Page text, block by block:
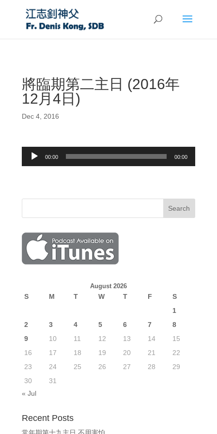
將臨期第二主日 (2016年
12月4日)
Dec 4, 2016
Audio
00:00 00:00
August 2026
S M T W T F
S
1
2
3 4 5 6 7
8
9
10 11 12 13 14
15
16
17 18 19 20 21
22
23
24 25 26 27 28
29
30
31
« Jul
Recent Posts